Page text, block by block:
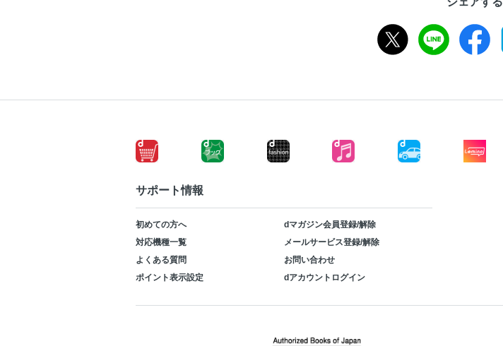
サポート情報
初めての方へ
dマガジン会員登録/解除
対応機種一覧
メールサービス登録/解除
よくある質問
お問い合わせ
ポイント表示設定
dアカウントログイン